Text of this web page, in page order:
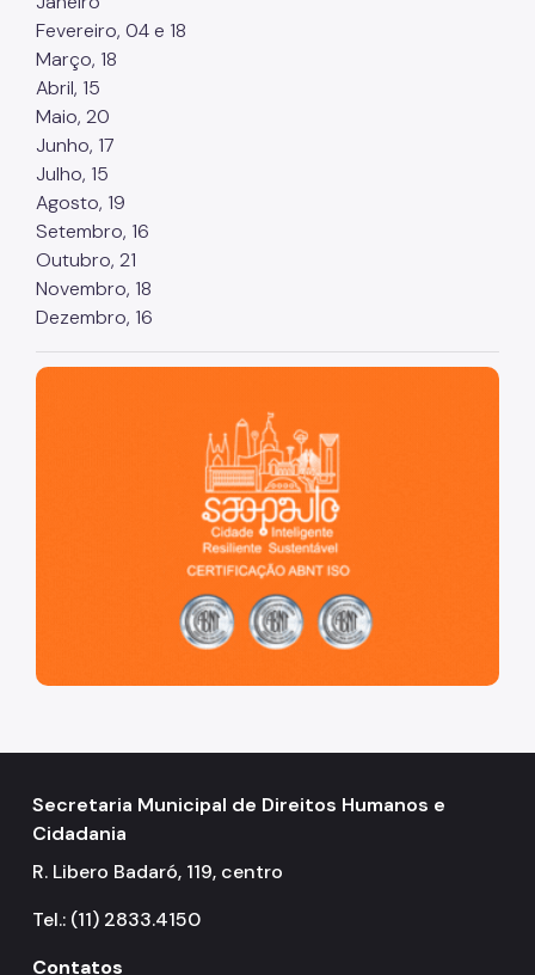
Fevereiro, 04 e 18
Março, 18
Abril, 15
Maio, 20
Junho, 17
Julho, 15
Agosto, 19
Setembro, 16
Outubro, 21
Novembro, 18
Dezembro, 16
São Paulo, cidade inteligente, resiliente e sustentável
Secretaria Municipal de Direitos Humanos e
Cidadania
R. Libero Badaró, 119, centro
Tel.: (11) 2833.4150
Contatos